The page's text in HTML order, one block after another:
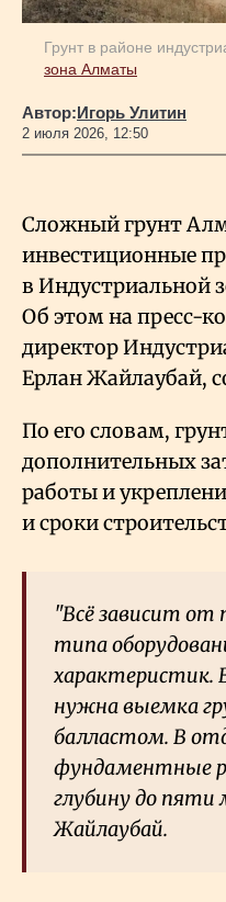
Люди
Life & Arts
Грунт в районе
зона Алматы
Автор:Игорь Улитин
2 июля 2026, 12:50
Сложный грунт
инвестиционные
в Индустриальной
Об этом на пресс-
директор
Ерлан Жайлаубай,
По его словам,
дополнительных
работы и
и сроки
"Всё зависит от
типа
характеристик.
нужна выемка
балластом. В
фундаментные
глубину до пяти
Жайлаубай.